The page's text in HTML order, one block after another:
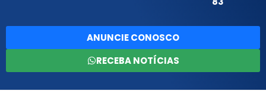
ANUNCIE CONOSCO
RECEBA NOTÍCIAS